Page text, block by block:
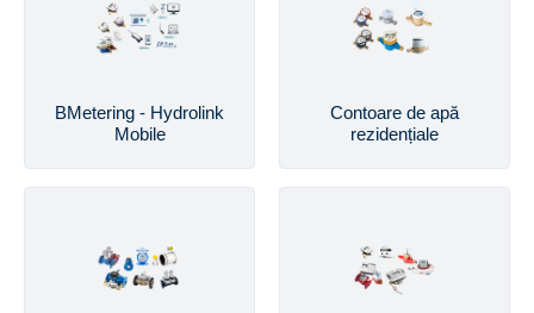
BMetering - Hydrolink
Mobile
Contoare de apă
rezidențiale